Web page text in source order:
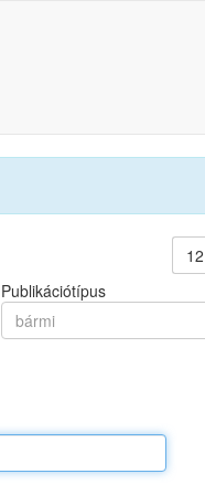
12
Publikációtípus
bármi